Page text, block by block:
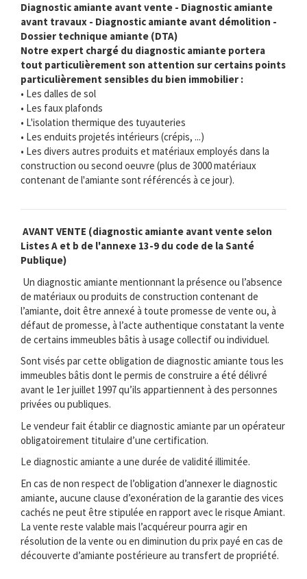
Diagnostic amiante avant vente - Diagnostic amiante
avant travaux - Diagnostic amiante avant démolition -
Dossier technique amiante (DTA)
Notre expert chargé du diagnostic amiante portera
tout particulièrement son attention sur certains points
particulièrement sensibles du bien immobilier :
• Les dalles de sol
• Les faux plafonds
• L'isolation thermique des tuyauteries
• Les enduits projetés intérieurs (crépis, ...)
• Les divers autres produits et matériaux employés dans la
construction ou second oeuvre (plus de 3000 matériaux
contenant de l'amiante sont référencés à ce jour).
AVANT VENTE (diagnostic amiante avant vente selon
Listes A et b de l'annexe 13-9 du code de la Santé
Publique)
Un diagnostic amiante mentionnant la présence ou l’absence
de matériaux ou produits de construction contenant de
l’amiante, doit être annexé à toute promesse de vente ou, à
défaut de promesse, à l’acte authentique constatant la vente
de certains immeubles bâtis à usage collectif ou individuel.
Sont visés par cette obligation de diagnostic amiante tous les
immeubles bâtis dont le permis de construire a été délivré
avant le 1er juillet 1997 qu’ils appartiennent à des personnes
privées ou publiques.
Le vendeur fait établir ce diagnostic amiante par un opérateur
obligatoirement titulaire d’une certification.
Le diagnostic amiante a une durée de validité illimitée.
En cas de non respect de l’obligation d’annexer le diagnostic
amiante, aucune clause d’exonération de la garantie des vices
cachés ne peut être stipulée en rapport avec le risque Amiant.
La vente reste valable mais l’acquéreur pourra agir en
résolution de la vente ou en diminution du prix payé en cas de
découverte d’amiante postérieure au transfert de propriété.